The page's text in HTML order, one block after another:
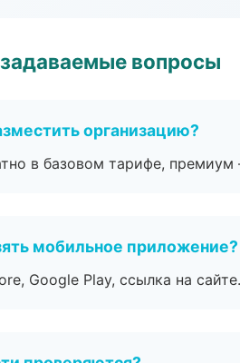
вопросы
организацию?
в базовом тарифе,
мобильное приложение?
Google Play, ссылка на сайте.